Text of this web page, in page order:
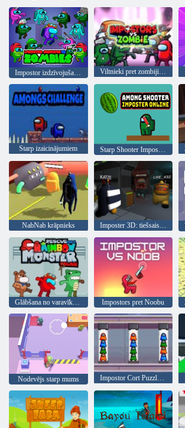
Impostor izdzīvojušais vs zombiji Viltnieki pret zombijiem
Starp izaicinājumiem Starp Shooter Imposter Online
NabNab krāpnieks Imposter 3D: tiešsaistes šausmas
Glābšana no varavīksnes briesmoņa tiešsaistē Impostors pret Noobu
Nodevējs starp mums Impostor Cort Puzzle Pro